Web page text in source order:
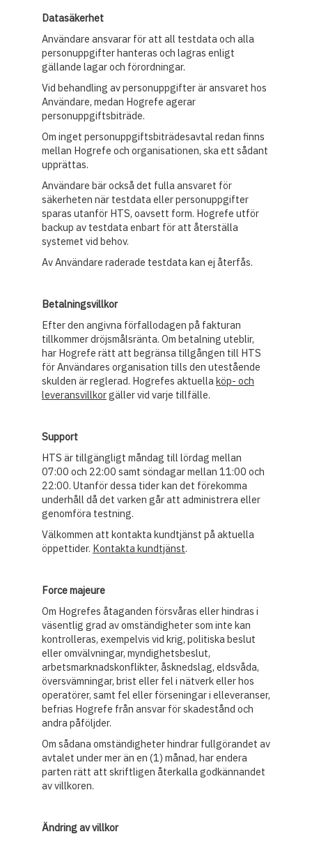
Datasäkerhet
Användare ansvarar för att all testdata och alla
personuppgifter hanteras och lagras enligt
gällande lagar och förordningar.
Vid behandling av personuppgifter är ansvaret hos
Användare, medan Hogrefe agerar
personuppgiftsbiträde.
Om inget personuppgiftsbiträdesavtal redan finns
mellan Hogrefe och organisationen, ska ett sådant
upprättas.
Användare bär också det fulla ansvaret för
säkerheten när testdata eller personuppgifter
sparas utanför HTS, oavsett form. Hogrefe utför
backup av testdata enbart för att återställa
systemet vid behov.
Av Användare raderade testdata kan ej återfås.
Betalningsvillkor
Efter den angivna förfallodagen på fakturan
tillkommer dröjsmålsränta. Om betalning uteblir,
har Hogrefe rätt att begränsa tillgången till HTS
för Användares organisation tills den utestående
skulden är reglerad. Hogrefes aktuellaköp- och
leveransvillkorgäller vid varje tillfälle.
Support
HTS är tillgängligt måndag till lördag mellan
07:00 och 22:00 samt söndagar mellan 11:00 och
22:00. Utanför dessa tider kan det förekomma
underhåll då det varken går att administrera eller
genomföra testning.
Välkommen att kontakta kundtjänst på aktuella
öppettider. Kontakta kundtjänst.
Force majeure
Om Hogrefes åtaganden försvåras eller hindras i
väsentlig grad av omständigheter som inte kan
kontrolleras, exempelvis vid krig, politiska beslut
eller omvälvningar, myndighetsbeslut,
arbetsmarknadskonflikter, åsknedslag, eldsvåda,
översvämningar, brist eller fel i nätverk eller hos
operatörer, samt fel eller förseningar i elleveranser,
befrias Hogrefe från ansvar för skadestånd och
andra påföljder.
Om sådana omständigheter hindrar fullgörandet av
avtalet under mer än en (1) månad, har endera
parten rätt att skriftligen återkalla godkännandet
av villkoren.
Ändring av villkor